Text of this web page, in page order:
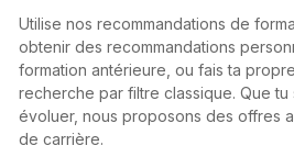
Utilise nos recommandations de
obtenir des recommandations
formation antérieure, ou fais ta
recherche par filtre classique. Que
évoluer, nous proposons des offres
de carrière.